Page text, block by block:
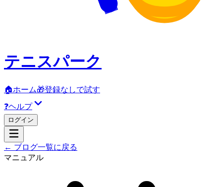
テニスパーク
🏠ホーム🎁登録なしで試す
❓ヘルプ
ログイン
← ブログ一覧に戻る
マニュアル